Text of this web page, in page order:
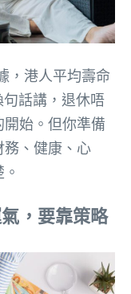
，港人平均壽命
話講，退休唔
始。但你準備
、健康、心
，要靠策略